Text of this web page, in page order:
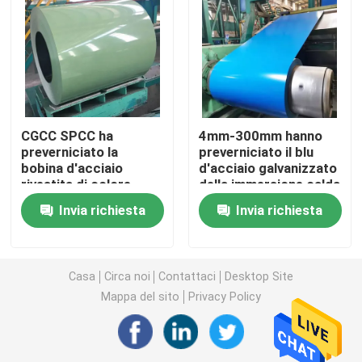
Bobina d'acciaio di GI
Tubo di acciaio degli ss
Tondino di acciaio inossidabile
Striscia di acciaio inossidabile
Manica di acciaio inossidabile
Bobina di acciaio al carbonio
CGCC SPCC ha
preverniciato la
bobina d'acciaio
rivestita di colore,
DX51D Z ha
preverniciato la
bobina TISCO del
Invia richiesta
4mm-300mm hanno
preverniciato il blu
d'acciaio galvanizzato
della immersione calda
delle bobine TISCO
Invia richiesta
Casa Circa noi Contattaci
Desktop Site
Mappa del sito
Privacy Policy